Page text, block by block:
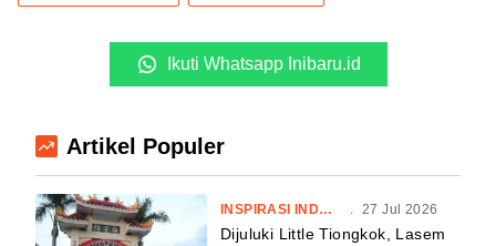
Ikuti Whatsapp Inibaru.id
Artikel Populer
INSPIRASI INDONESIA . 27 Jul 2026
Dijuluki Little Tiongkok, Lasem